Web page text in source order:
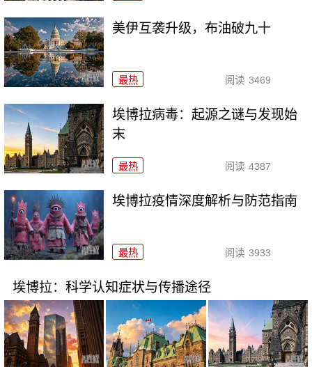
美伊互袭升级，布油破九十
最热 阅读 3469
埃博拉病毒：起源之谜与发现始
末
最热 阅读 4387
埃博拉疫情深度解析与防范指南
最热 阅读 3933
埃博拉：科学认知症状与传播途径